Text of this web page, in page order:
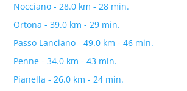
Nocciano - 28.0 km - 28 min.
Ortona - 39.0 km - 29 min.
Passo Lanciano - 49.0 km - 46 min.
Penne - 34.0 km - 43 min.
Pianella - 26.0 km - 24 min.